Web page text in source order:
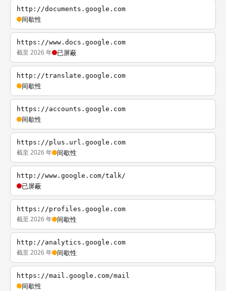
http://documents.google.com
间歇性
https://www.docs.google.com
截至 2026 年 已屏蔽
http://translate.google.com
间歇性
https://accounts.google.com
间歇性
https://plus.url.google.com
截至 2026 年 间歇性
http://www.google.com/talk/
已屏蔽
https://profiles.google.com
截至 2026 年 间歇性
http://analytics.google.com
截至 2026 年 间歇性
https://mail.google.com/mail
间歇性